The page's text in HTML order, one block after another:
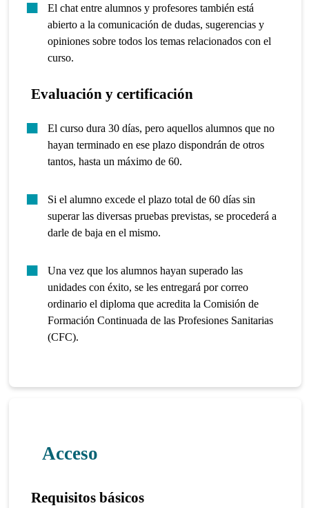
El chat entre alumnos y profesores también está
abierto a la comunicación de dudas, sugerencias y
opiniones sobre todos los temas relacionados con el
curso.
Evaluación y certificación
El curso dura 30 días, pero aquellos alumnos que no
hayan terminado en ese plazo dispondrán de otros
tantos, hasta un máximo de 60.
Si el alumno excede el plazo total de 60 días sin
superar las diversas pruebas previstas, se procederá a
darle de baja en el mismo.
Una vez que los alumnos hayan superado las
unidades con éxito, se les entregará por correo
ordinario el diploma que acredita la Comisión de
Formación Continuada de las Profesiones Sanitarias
(CFC).
Acceso
Requisitos básicos